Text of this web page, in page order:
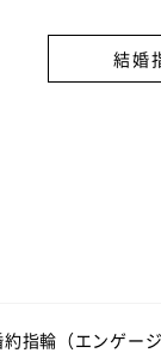
結婚
指輪（エンゲー
結婚の証として
けるのが結婚指
場合はご入籍の